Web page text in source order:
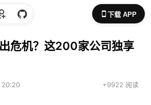
下载 APP
危机？这200家公司独享
+9922 阅读